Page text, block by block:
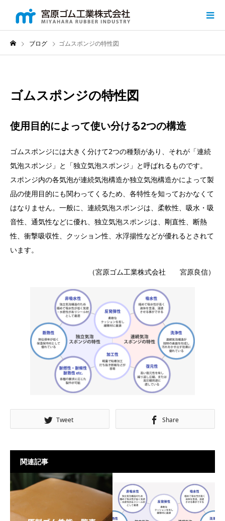
ブログ ゴムスポンジの特性図
ゴムスポンジの特性図
使用目的によって使い分ける2つの構造
ゴムスポンジには大きく分けて2つの種類があり、それが「連続
気泡スポンジ」と「独立気泡スポンジ」と呼ばれるものです。
スポンジ内の各気泡が連続気泡構造か独立気泡構造かによって製
品の使用目的にも関わってくるため、各特性を知っておかなくて
はなりません。一般に、連続気泡スポンジは、柔軟性、吸水・吸
音性、通気性などに優れ、独立気泡スポンジは、剛直性、断熱
性、衝撃吸収性、クッション性、水浮揚性などが優れるとされて
います。
（宮原ゴム工業株式会社 宮原良信）
Tweet Share
関連記事